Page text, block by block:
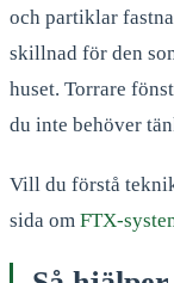
och partiklar
skillnad för den
huset. Torrare
du inte behöver
Vill du förstå
sida om FTX-